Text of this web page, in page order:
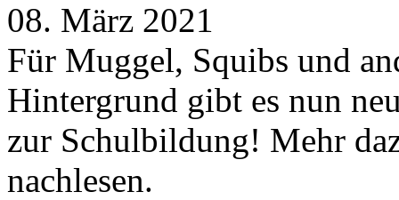
08. März 2021
Für Muggel, Squibs und
Hintergrund gibt es nun
zur Schulbildung! Mehr
nachlesen.